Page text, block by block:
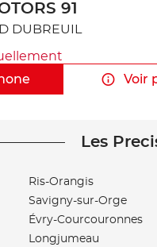
91
DUBREUIL
Voir
Les
Ris-Orangis
Savigny-sur-Orge
Évry-Courcouronnes
Longjumeau